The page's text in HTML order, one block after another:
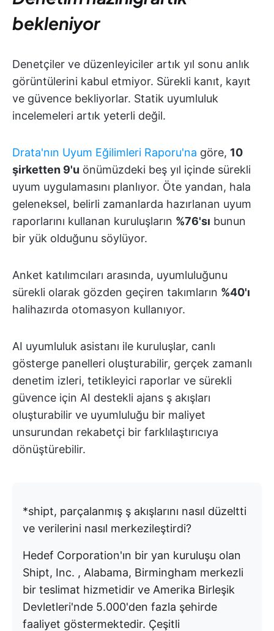
bekleniyor
Denetçiler ve düzenleyiciler artık yıl sonu anlık
görüntülerini kabul etmiyor. Sürekli kanıt, kayıt
ve güvence bekliyorlar. Statik uyumluluk
incelemeleri artık yeterli değil.
Drata'nın Uyum Eğilimleri Raporu'na göre, 10
şirketten 9'u önümüzdeki beş yıl içinde sürekli
uyum uygulamasını planlıyor. Öte yandan, hala
geleneksel, belirli zamanlarda hazırlanan uyum
raporlarını kullanan kuruluşların %76'sı bunun
bir yük olduğunu söylüyor.
Anket katılımcıları arasında, uyumluluğunu
sürekli olarak gözden geçiren takımların %40'ı
halihazırda otomasyon kullanıyor.
AI uyumluluk asistanı ile kuruluşlar, canlı
gösterge panelleri oluşturabilir, gerçek zamanlı
denetim izleri, tetikleyici raporlar ve sürekli
güvence için AI destekli ajans ş akışları
oluşturabilir ve uyumluluğu bir maliyet
unsurundan rekabetçi bir farklılaştırıcıya
dönüştürebilir.
*shipt, parçalanmış ş akışlarını nasıl düzeltti
ve verilerini nasıl merkezileştirdi?
Hedef Corporation'ın bir yan kuruluşu olan
Shipt, Inc. , Alabama, Birmingham merkezli
bir teslimat hizmetidir ve Amerika Birleşik
Devletleri'nde 5.000'den fazla şehirde
faaliyet göstermektedir. Çeşitli